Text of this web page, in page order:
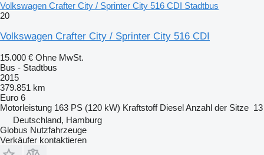
Volkswagen Crafter City / Sprinter City 516 CDI Stadtbus
20
Volkswagen Crafter City / Sprinter City 516 CDI
15.000 € Ohne MwSt.
Bus - Stadtbus
2015
379.851 km
Euro 6
Motorleistung 163 PS (120 kW) Kraftstoff DieselAnzahl der Sitze 13
Deutschland, Hamburg
Globus Nutzfahrzeuge
Verkäufer kontaktieren